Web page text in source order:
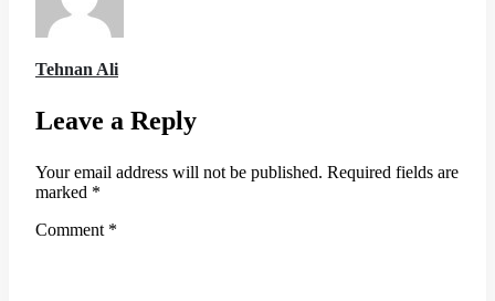
Tehnan Ali
Leave a Reply
Your email address will not be published. Required fields are
marked *
Comment *